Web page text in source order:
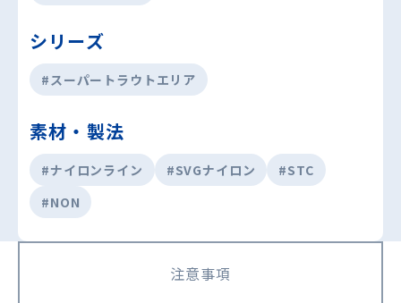
シリーズ
#スーパートラウトエリア
素材・製法
#ナイロンライン #SVGナイロン
#STC
#NON
注意事項